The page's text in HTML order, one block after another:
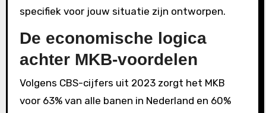
specifiek voor jouw situatie zijn ontworpen.
De economische logica
achter MKB-voordelen
Volgens CBS-cijfers uit 2023 zorgt het MKB
voor 63% van alle banen in Nederland en 60%